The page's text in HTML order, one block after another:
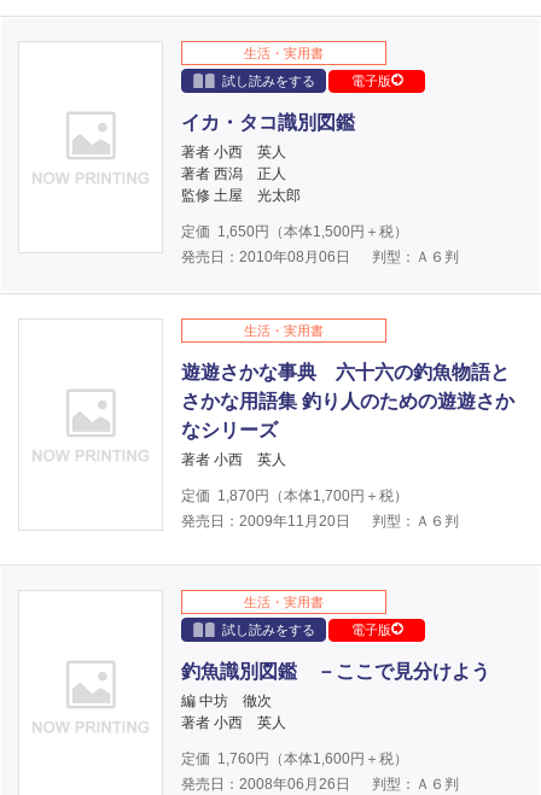
生活・実用書
試し読みをする
電子版
イカ・タコ識別図鑑
著者 小西 英人
著者 西潟 正人
監修 土屋 光太郎
定価 1,650円（本体1,500円＋税）
発売日：2010年08月06日
判型：Ａ６判
生活・実用書
遊遊さかな事典 六十六の釣魚物語と
さかな用語集 釣り人のための遊遊さか
なシリーズ
著者 小西 英人
定価 1,870円（本体1,700円＋税）
発売日：2009年11月20日
判型：Ａ６判
生活・実用書
試し読みをする
電子版
釣魚識別図鑑 －ここで見分けよう
編 中坊 徹次
著者 小西 英人
定価 1,760円（本体1,600円＋税）
発売日：2008年06月26日
判型：Ａ６判